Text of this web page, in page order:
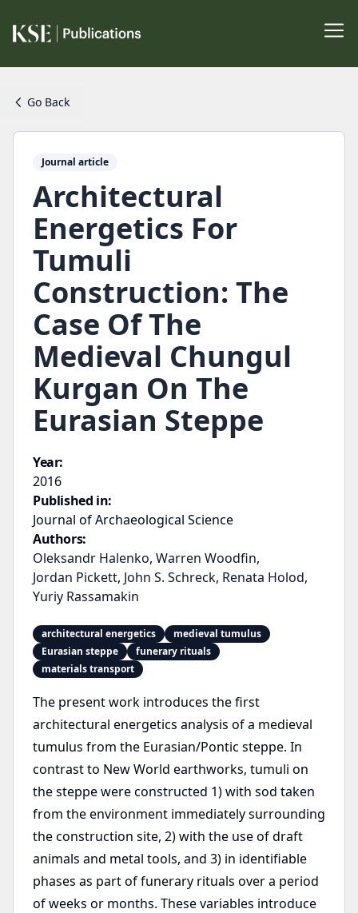
Go Back
Journal article
Architectural
Energetics For
Tumuli
Construction: The
Case Of The
Medieval Chungul
Kurgan On The
Eurasian Steppe
Year:
2016
Published in:
Journal of Archaeological Science
Authors:
Oleksandr Halenko, Warren Woodfin,
Jordan Pickett, John S. Schreck, Renata Holod,
Yuriy Rassamakin
architectural energetics
medieval tumulus
Eurasian steppe
funerary rituals
materials transport
The present work introduces the first
architectural energetics analysis of a medieval
tumulus from the Eurasian/Pontic steppe. In
contrast to New World earthworks, tumuli on
the steppe were constructed 1) with sod taken
from the environment immediately surrounding
the construction site, 2) with the use of draft
animals and metal tools, and 3) in identifiable
phases as part of funerary rituals over a period
of weeks or months. These variables introduce